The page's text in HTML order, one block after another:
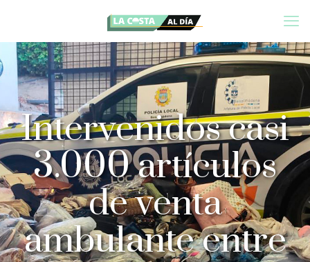
Intervenidos casi
3.000 artículos
de venta
ambulante entre